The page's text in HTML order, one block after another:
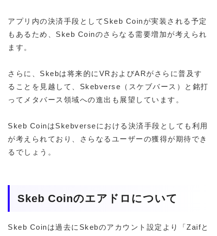
アプリ内の決済手段としてSkeb Coinが実装される予定
もあるため、Skeb Coinのさらなる需要増加が考えられ
ます。
さらに、Skebは将来的にVRおよびARがさらに普及す
ることを見越して、Skebverse（スケブバース）と銘打
ってメタバース領域への進出も展望しています。
Skeb CoinはSkebverseにおける決済手段としても利用
が考えられており、さらなるユーザーの獲得が期待でき
るでしょう。
Skeb Coinのエアドロについて
Skeb Coinは過去にSkebのアカウント設定より「Zaifと